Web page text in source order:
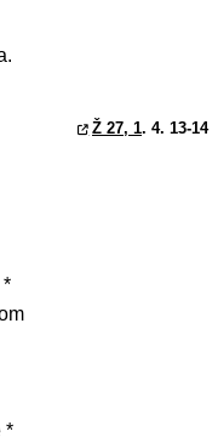
Ž 27, 1. 4. 13-14
*
*